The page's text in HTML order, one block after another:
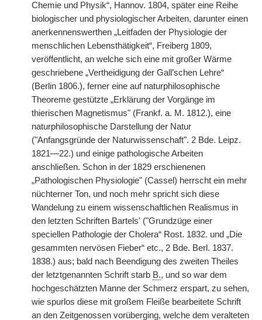
Chemie und Physik“, Hannov. 1804, später eine Reihe
biologischer und physiologischer Arbeiten, darunter einen
anerkennenswerthen „Leitfaden der Physiologie der
menschlichen Lebensthätigkeit“, Freiberg 1809,
veröffentlicht, an welche sich eine mit großer Wärme
geschriebene „Vertheidigung der Gall’schen Lehre“
(Berlin 1806.), ferner eine auf naturphilosophische
Theoreme gestützte „Erklärung der Vorgänge im
thierischen Magnetismus" (Frankf. a. M. 1812.), eine
naturphilosophische Darstellung der Natur
("Anfangsgründe der Naturwissenschaft". 2 Bde. Leipz.
1821—22.) und einige pathologische Arbeiten
anschließen. Schon in der 1829 erschienenen
„Pathologischen Physiologie" (Cassel) herrscht ein mehr
nüchterner Ton, und noch mehr spricht sich diese
Wandelung zu einem wissenschaftlichen Realismus in
den letzten Schriften Bartels' ("Grundzüge einer
speciellen Pathologie der Cholera“ Rost. 1832. und „Die
gesammten nervösen Fieber“ etc., 2 Bde. Berl. 1837.
1838.) aus; bald nach Beendigung des zweiten Theiles
der letztgenannten Schrift starb B., und so war dem
hochgeschätzten Manne der Schmerz erspart, zu sehen,
wie spurlos diese mit großem Fleiße bearbeitete Schrift
an den Zeitgenossen vorüberging, welche dem veralteten